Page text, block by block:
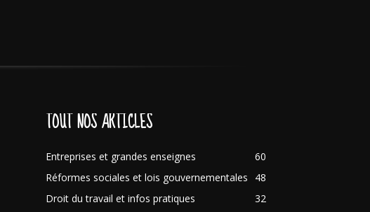
TOUT NOS ARTICLES
Entreprises et grandes enseignes
60
Réformes sociales et lois gouvernementales
48
Droit du travail et infos pratiques
32